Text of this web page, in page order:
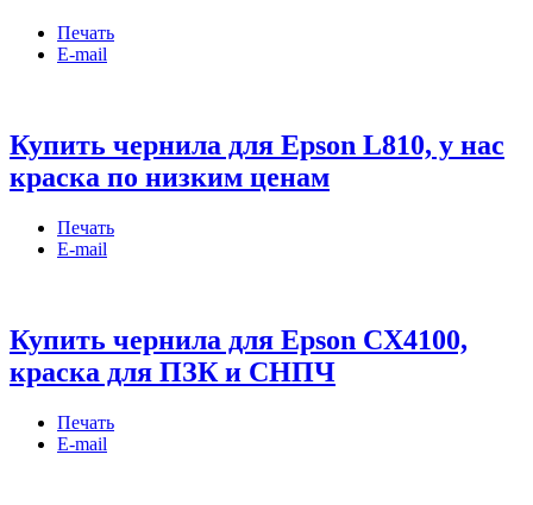
Печать
E-mail
Купить чернила для Epson L810, у нас
краска по низким ценам
Печать
E-mail
Купить чернила для Epson CX4100,
краска для ПЗК и СНПЧ
Печать
E-mail